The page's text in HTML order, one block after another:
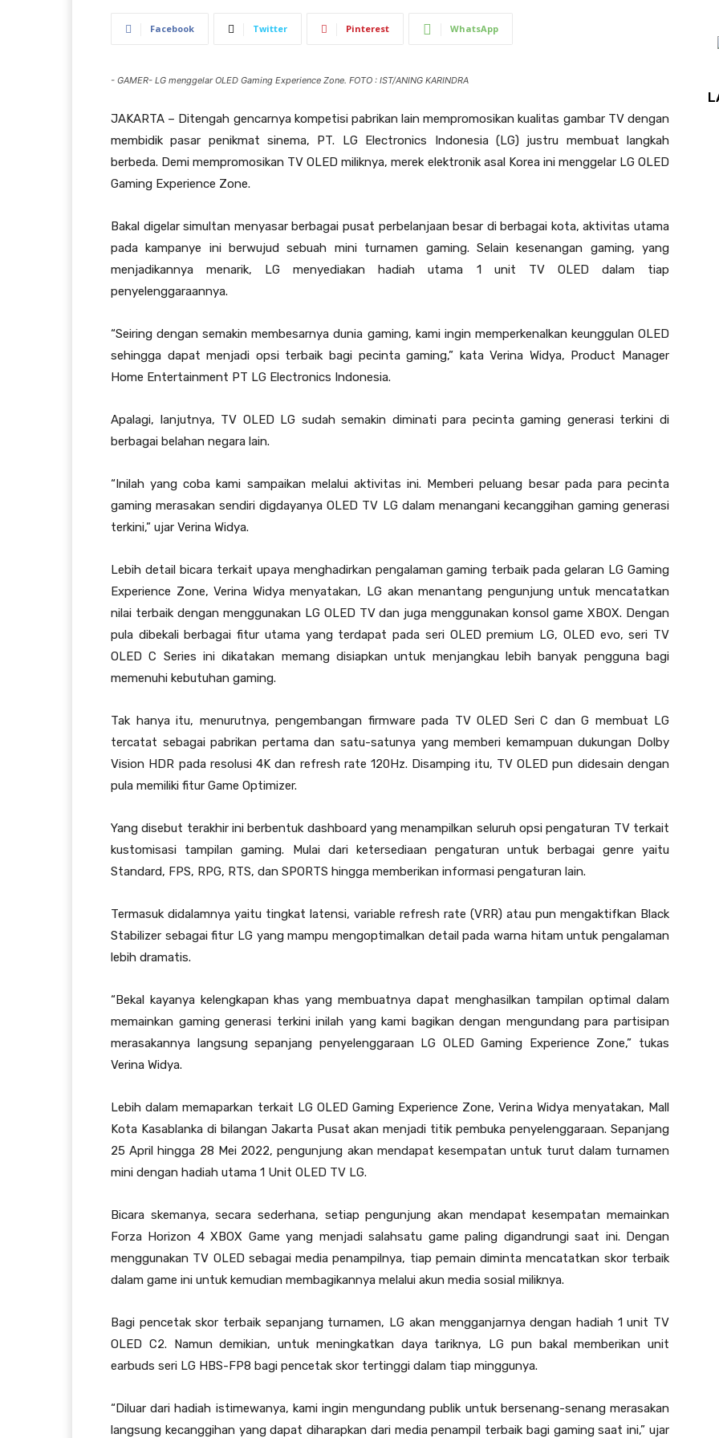
Facebook Twitter Pinterest WhatsApp
- GAMER- LG menggelar OLED Gaming Experience Zone. FOTO : IST/ANING KARINDRA
JAKARTA – Ditengah gencarnya kompetisi pabrikan lain mempromosikan kualitas gambar TV dengan
membidik pasar penikmat sinema, PT. LG Electronics Indonesia (LG) justru membuat langkah
berbeda. Demi mempromosikan TV OLED miliknya, merek elektronik asal Korea ini menggelar LG OLED
Gaming Experience Zone.
Bakal digelar simultan menyasar berbagai pusat perbelanjaan besar di berbagai kota, aktivitas utama
pada kampanye ini berwujud sebuah mini turnamen gaming. Selain kesenangan gaming, yang
menjadikannya menarik, LG menyediakan hadiah utama 1 unit TV OLED dalam tiap
penyelenggaraannya.
“Seiring dengan semakin membesarnya dunia gaming, kami ingin memperkenalkan keunggulan OLED
sehingga dapat menjadi opsi terbaik bagi pecinta gaming,” kata Verina Widya, Product Manager
Home Entertainment PT LG Electronics Indonesia.
Apalagi, lanjutnya, TV OLED LG sudah semakin diminati para pecinta gaming generasi terkini di
berbagai belahan negara lain.
“Inilah yang coba kami sampaikan melalui aktivitas ini. Memberi peluang besar pada para pecinta
gaming merasakan sendiri digdayanya OLED TV LG dalam menangani kecanggihan gaming generasi
terkini,” ujar Verina Widya.
Lebih detail bicara terkait upaya menghadirkan pengalaman gaming terbaik pada gelaran LG Gaming
Experience Zone, Verina Widya menyatakan, LG akan menantang pengunjung untuk mencatatkan
nilai terbaik dengan menggunakan LG OLED TV dan juga menggunakan konsol game XBOX. Dengan
pula dibekali berbagai fitur utama yang terdapat pada seri OLED premium LG, OLED evo, seri TV
OLED C Series ini dikatakan memang disiapkan untuk menjangkau lebih banyak pengguna bagi
memenuhi kebutuhan gaming.
Tak hanya itu, menurutnya, pengembangan firmware pada TV OLED Seri C dan G membuat LG
tercatat sebagai pabrikan pertama dan satu-satunya yang memberi kemampuan dukungan Dolby
Vision HDR pada resolusi 4K dan refresh rate 120Hz. Disamping itu, TV OLED pun didesain dengan
pula memiliki fitur Game Optimizer.
Yang disebut terakhir ini berbentuk dashboard yang menampilkan seluruh opsi pengaturan TV terkait
kustomisasi tampilan gaming. Mulai dari ketersediaan pengaturan untuk berbagai genre yaitu
Standard, FPS, RPG, RTS, dan SPORTS hingga memberikan informasi pengaturan lain.
Termasuk didalamnya yaitu tingkat latensi, variable refresh rate (VRR) atau pun mengaktifkan Black
Stabilizer sebagai fitur LG yang mampu mengoptimalkan detail pada warna hitam untuk pengalaman
lebih dramatis.
“Bekal kayanya kelengkapan khas yang membuatnya dapat menghasilkan tampilan optimal dalam
memainkan gaming generasi terkini inilah yang kami bagikan dengan mengundang para partisipan
merasakannya langsung sepanjang penyelenggaraan LG OLED Gaming Experience Zone,” tukas
Verina Widya.
Lebih dalam memaparkan terkait LG OLED Gaming Experience Zone, Verina Widya menyatakan, Mall
Kota Kasablanka di bilangan Jakarta Pusat akan menjadi titik pembuka penyelenggaraan. Sepanjang
25 April hingga 28 Mei 2022, pengunjung akan mendapat kesempatan untuk turut dalam turnamen
mini dengan hadiah utama 1 Unit OLED TV LG.
Bicara skemanya, secara sederhana, setiap pengunjung akan mendapat kesempatan memainkan
Forza Horizon 4 XBOX Game yang menjadi salahsatu game paling digandrungi saat ini. Dengan
menggunakan TV OLED sebagai media penampilnya, tiap pemain diminta mencatatkan skor terbaik
dalam game ini untuk kemudian membagikannya melalui akun media sosial miliknya.
Bagi pencetak skor terbaik sepanjang turnamen, LG akan mengganjarnya dengan hadiah 1 unit TV
OLED C2. Namun demikian, untuk meningkatkan daya tariknya, LG pun bakal memberikan unit
earbuds seri LG HBS-FP8 bagi pencetak skor tertinggi dalam tiap minggunya.
“Diluar dari hadiah istimewanya, kami ingin mengundang publik untuk bersenang-senang merasakan
langsung kecanggihan yang dapat diharapkan dari media penampil terbaik bagi gaming saat ini,” ujar